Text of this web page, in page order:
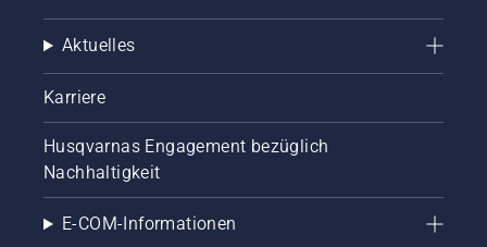
Aktuelles
Karriere
Husqvarnas Engagement bezüglich
Nachhaltigkeit
E-COM-Informationen